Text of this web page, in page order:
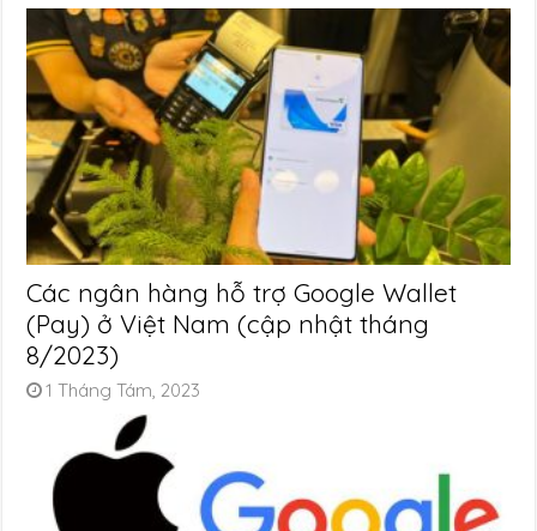
Các ngân hàng hỗ trợ Google Wallet
(Pay) ở Việt Nam (cập nhật tháng
8/2023)
1 Tháng Tám, 2023